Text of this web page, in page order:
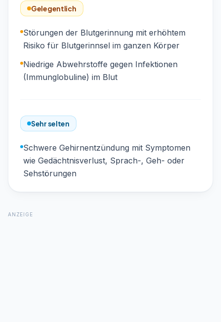
Gelegentlich
Störungen der Blutgerinnung mit erhöhtem
Risiko für Blutgerinnsel im ganzen Körper
Niedrige Abwehrstoffe gegen Infektionen
(Immunglobuline) im Blut
Sehr selten
Schwere Gehirnentzündung mit Symptomen
wie Gedächtnisverlust, Sprach-, Geh- oder
Sehstörungen
ANZEIGE